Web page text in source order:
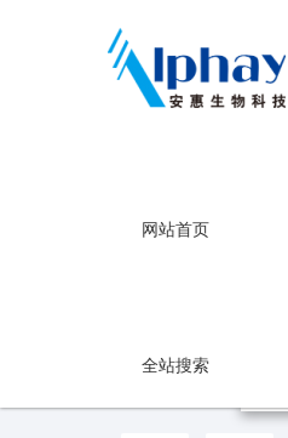
网站首页
全站搜索